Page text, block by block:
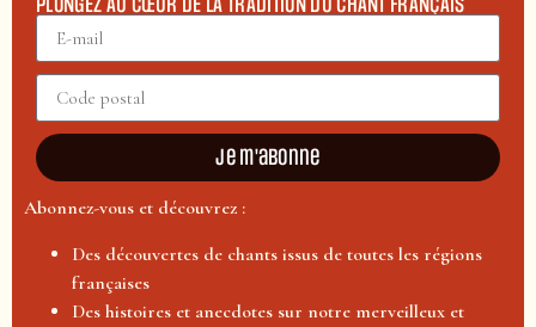
Je m'abonne
Abonnez-vous et découvrez :
Des découvertes de chants issus de toutes les régions
françaises
Des histoires et anecdotes sur notre merveilleux et